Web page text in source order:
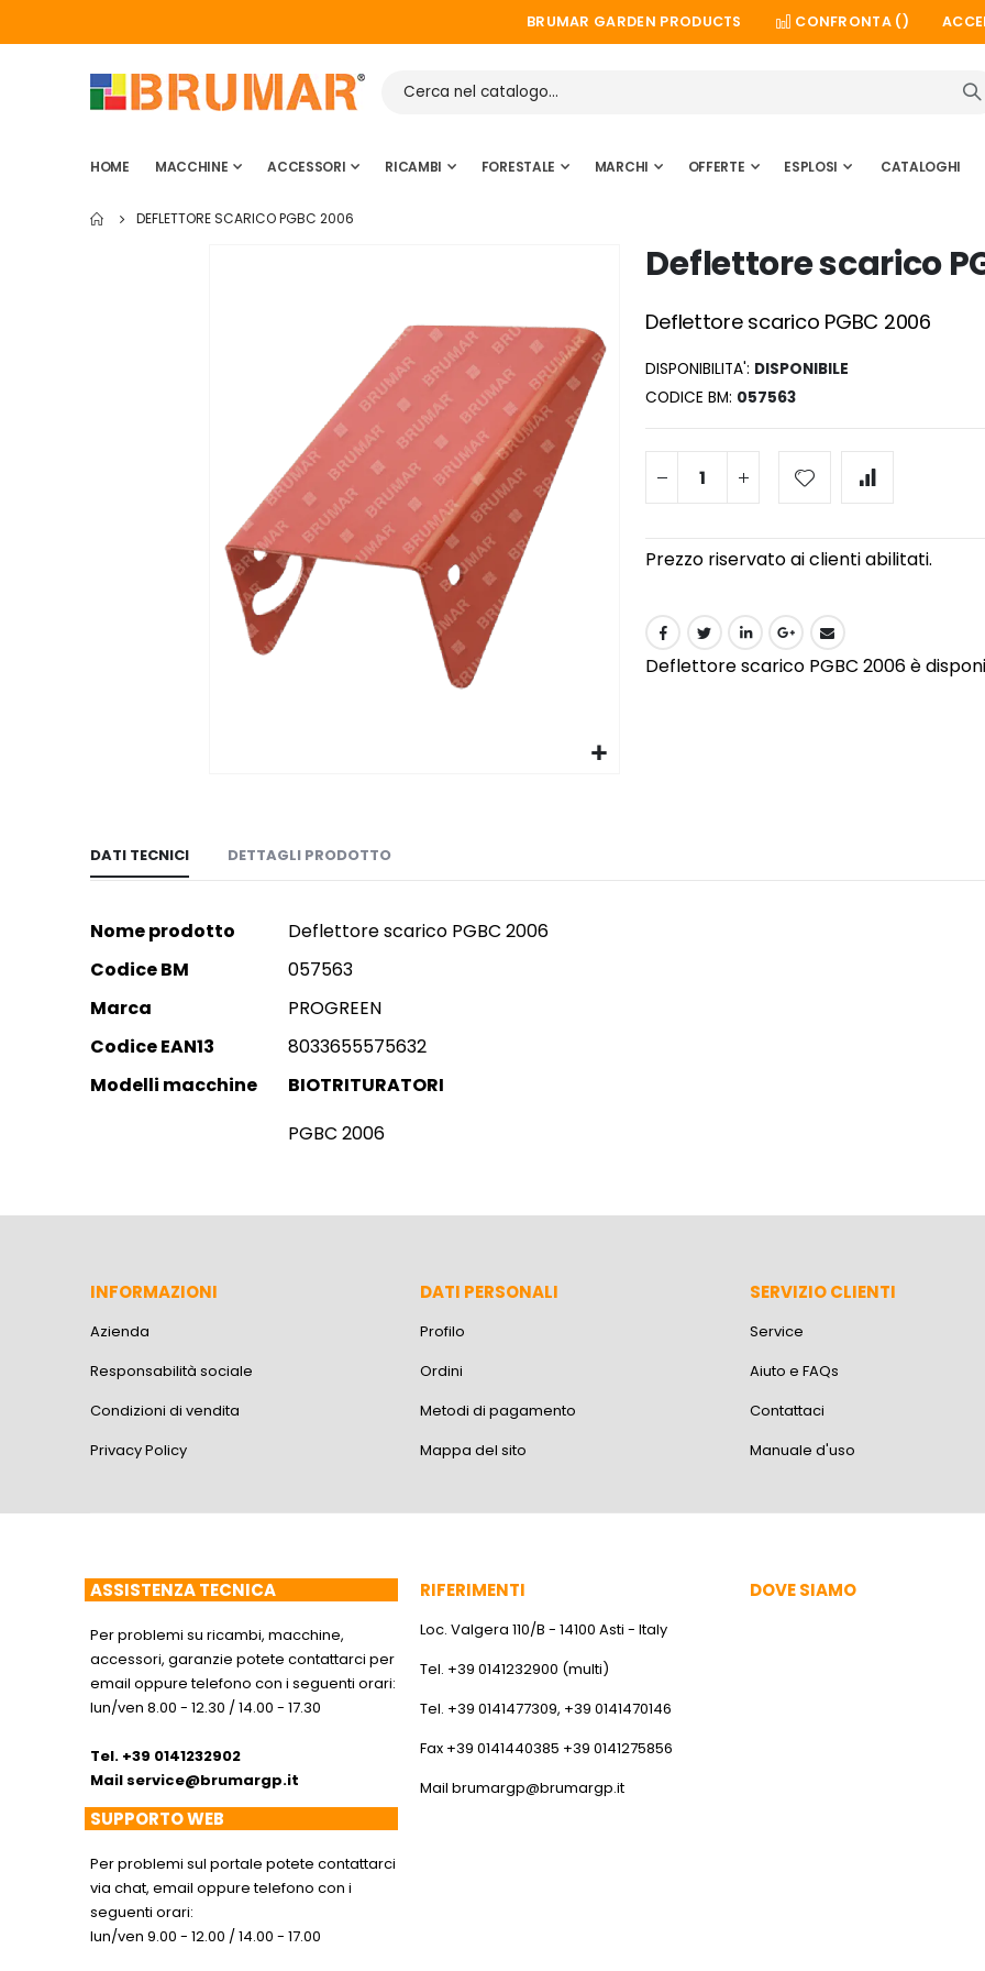
BRUMAR GARDEN PRODUCTS CONFRONTA ()
HOME MACCHINE ACCESSORI RICAMBI FORESTALE MARCHI OFFERTE ESPLOSI CATALOGHI
DEFLETTORE SCARICO PGBC 2006
galleria
di
Deflettore scarico
Deflettore scarico PGBC 2006
DISPONIBILITA': DISPONIBILE
CODICE BM 057563
Prezzo riservato ai clienti abilitati.
Deflettore scarico PGBC 2006 è
DATI TECNICI
More
more
Information
Nome prodotto
Deflettore scarico PGBC 2006
Codice BM
057563
Marca
PROGREEN
Codice EAN13
8033655575632
Modelli macchine
BIOTRITURATORI
PGBC 2006
DETTAGLI PRODOTTO
INFORMAZIONI
Azienda
Responsabilità sociale
Condizioni di vendita
Privacy Policy
DATI PERSONALI
Profilo
Ordini
Metodi di pagamento
Mappa del sito
SERVIZIO CLIENTI
Service
Aiuto e FAQs
Contattaci
Manuale d'uso
ASSISTENZA TECNICA
Per problemi su ricambi, macchine,
accessori, garanzie potete contattarci per
email oppure telefono con i seguenti orari:
lun/ven 8.00 - 12.30 / 14.00 - 17.30
Tel. +39 0141232902
Mail service@brumargp.it
SUPPORTO WEB
Per problemi sul portale potete contattarci
via chat, email oppure telefono con i
seguenti orari:
lun/ven 9.00 - 12.00 / 14.00 - 17.00
RIFERIMENTI
Loc. Valgera 110/B - 14100 Asti - Italy
Tel. +39 0141232900 (multi)
Tel. +39 0141477309, +39 0141470146
Fax +39 0141440385 +39 0141275856
Mail brumargp@brumargp.it
DOVE SIAMO